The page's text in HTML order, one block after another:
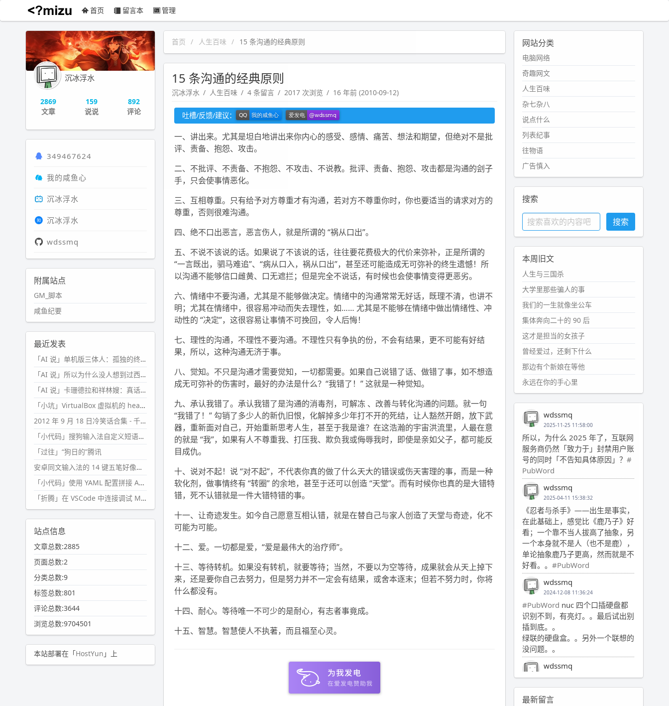
沉冰浮水 首页 留言本 管理
首页 人生百味 15 条沟通的经典原则
15 条沟通的经典原则
沉冰浮水 人生百味 4 条留言 2017 次浏览 16 年前 (2010-09-12)
吐槽/反馈/建议：
一、讲出来。尤其是坦白地讲出来你内心的感受、感情、痛苦、想法和期望，但绝对不是批
评、责备、抱怨、攻击。
二、不批评、不责备、不抱怨、不攻击、不说教。批评、责备、抱怨、攻击都是沟通的刽子
手，只会使事情恶化。
三、互相尊重。只有给予对方尊重才有沟通，若对方不尊重你时，你也要适当的请求对方的
尊重，否则很难沟通。
四、绝不口出恶言，恶言伤人，就是所谓的 “祸从口出”。
五、不说不该说的话。如果说了不该说的话，往往要花费极大的代价来弥补，正是所谓的
“一言既出，驷马难追”、“病从口入，祸从口出”，甚至还可能造成无可弥补的终生遗憾！所
以沟通不能够信口雌黄、口无遮拦；但是完全不说话，有时候也会使事情变得更恶劣。
六、情绪中不要沟通，尤其是不能够做决定。情绪中的沟通常常无好话，既理不清，也讲不
明；尤其在情绪中，很容易冲动而失去理性，如…… 尤其是不能够在情绪中做出情绪性、冲
动性的 “决定”，这很容易让事情不可挽回，令人后悔！
七、理性的沟通，不理性不要沟通。不理性只有争执的份，不会有结果，更不可能有好结
果，所以，这种沟通无济于事。
八、觉知。不只是沟通才需要觉知，一切都需要。如果自己说错了话、做错了事，如不想造
成无可弥补的伤害时，最好的办法是什么？“我错了！” 这就是一种觉知。
九、承认我错了。承认我错了是沟通的消毒剂，可解冻 、改善与转化沟通的问题。就一句
“我错了！” 勾销了多少人的新仇旧恨，化解掉多少年打不开的死结，让人豁然开朗，放下武
器，重新面对自己，开始重新思考人生，甚至于我是谁？在这浩瀚的宇宙洪流里，人最在意
的就是 “我”，如果有人不尊重我、打压我、欺负我或侮辱我时，即使是亲如父子，都可能反
目成仇。
十、说对不起！说 “对不起”，不代表你真的做了什么天大的错误或伤天害理的事，而是一种
软化剂，做事情终有 “转圈” 的余地，甚至于还可以创造 “天堂”。而有时候你也真的是大错特
错，死不认错就是一件大错特错的事。
十一、让奇迹发生。如今自己愿意互相认错，就是在替自己与家人创造了天堂与奇迹，化不
可能为可能。
十二、爱。一切都是爱，“爱是最伟大的治疗师”。
十三、等待转机。如果没有转机，就要等待；当然，不要以为空等待，成果就会从天上掉下
来，还是要你自己去努力，但是努力并不一定会有结果，或舍本逐末；但若不努力时，你将
什么都没有。
十四、耐心。等待唯一不可少的是耐心，有志者事竟成。
十五、智慧。智慧使人不执著，而且福至心灵。
沉冰浮水
2869
文章
159
说说
892
评论
349467624
我的咸鱼心
沉冰浮水
沉冰浮水
wdssmq
附属站点
GM_脚本
咸鱼纪要
最近发表
「AI 说」单机版三体人：孤独的终极形态
「AI 说」所以为什么没人想到过西西弗斯的膝盖状态？
「AI 说」卡珊德拉和祥林嫂：真话者的悲剧
「小坑」VirtualBox 虚拟机的 headless 启动方式
2012 年 9 月 18 日冷笑话合集 - 千万别惹女人
「小代码」搜狗输入法自定义短语分片管理「Python」
「过往」“狗日的”腾讯
安卓同文输入法的 14 键五笔好像终于能用了?
「小代码」使用 YAML 配置拼接 AI 提示词，随机及条件语句
「折腾」在 VSCode 中连接调试 Microsoft Edge
站点信息
文章总数:2885
页面总数:2
分类总数:9
标签总数:801
评论总数:3644
浏览总数:9704501
本站部署在「HostYun 」上
网站分类
电脑网络
奇趣网文
人生百味
杂七杂八
说点什么
列表纪事
往物语
广告慎入
搜索
本周旧文
人生与三国杀
大学里那些骗人的事
我们的一生就像坐公车
集体奔向二十的 90 后
这才是担当的女孩子
曾经爱过，还剩下什么
那边有个新娘在等他
永远在你的手心里
wdssmq
2025-11-25 11:58:00
所以，为什么 2025 年了，互联网
服务商仍然「致力于」封禁用户账
号的同时「不告知具体原因」？ #
PubWord
wdssmq
2025-04-11 15:38:32
《忍者与杀手》——出生是事实，
在此基础上，感觉比《鹿乃子》好
看；一个靠不当人拔高了抽象，另
一个本身就不是人（也不是鹿），
单论抽象鹿乃子更高，然而就是不
好看。。 #PubWord
wdssmq
2024-12-08 11:36:24
#PubWord nuc 四个口插硬盘都
识别不到，有亮灯。。最后试出别
插到底。。
绿联的硬盘盒。。另外一个联想的
没问题。。
wdssmq
2024-11-19 17:31:51
#PubWord近期观影记录：超级
马里奥，死侍与金刚狼。。
最新留言